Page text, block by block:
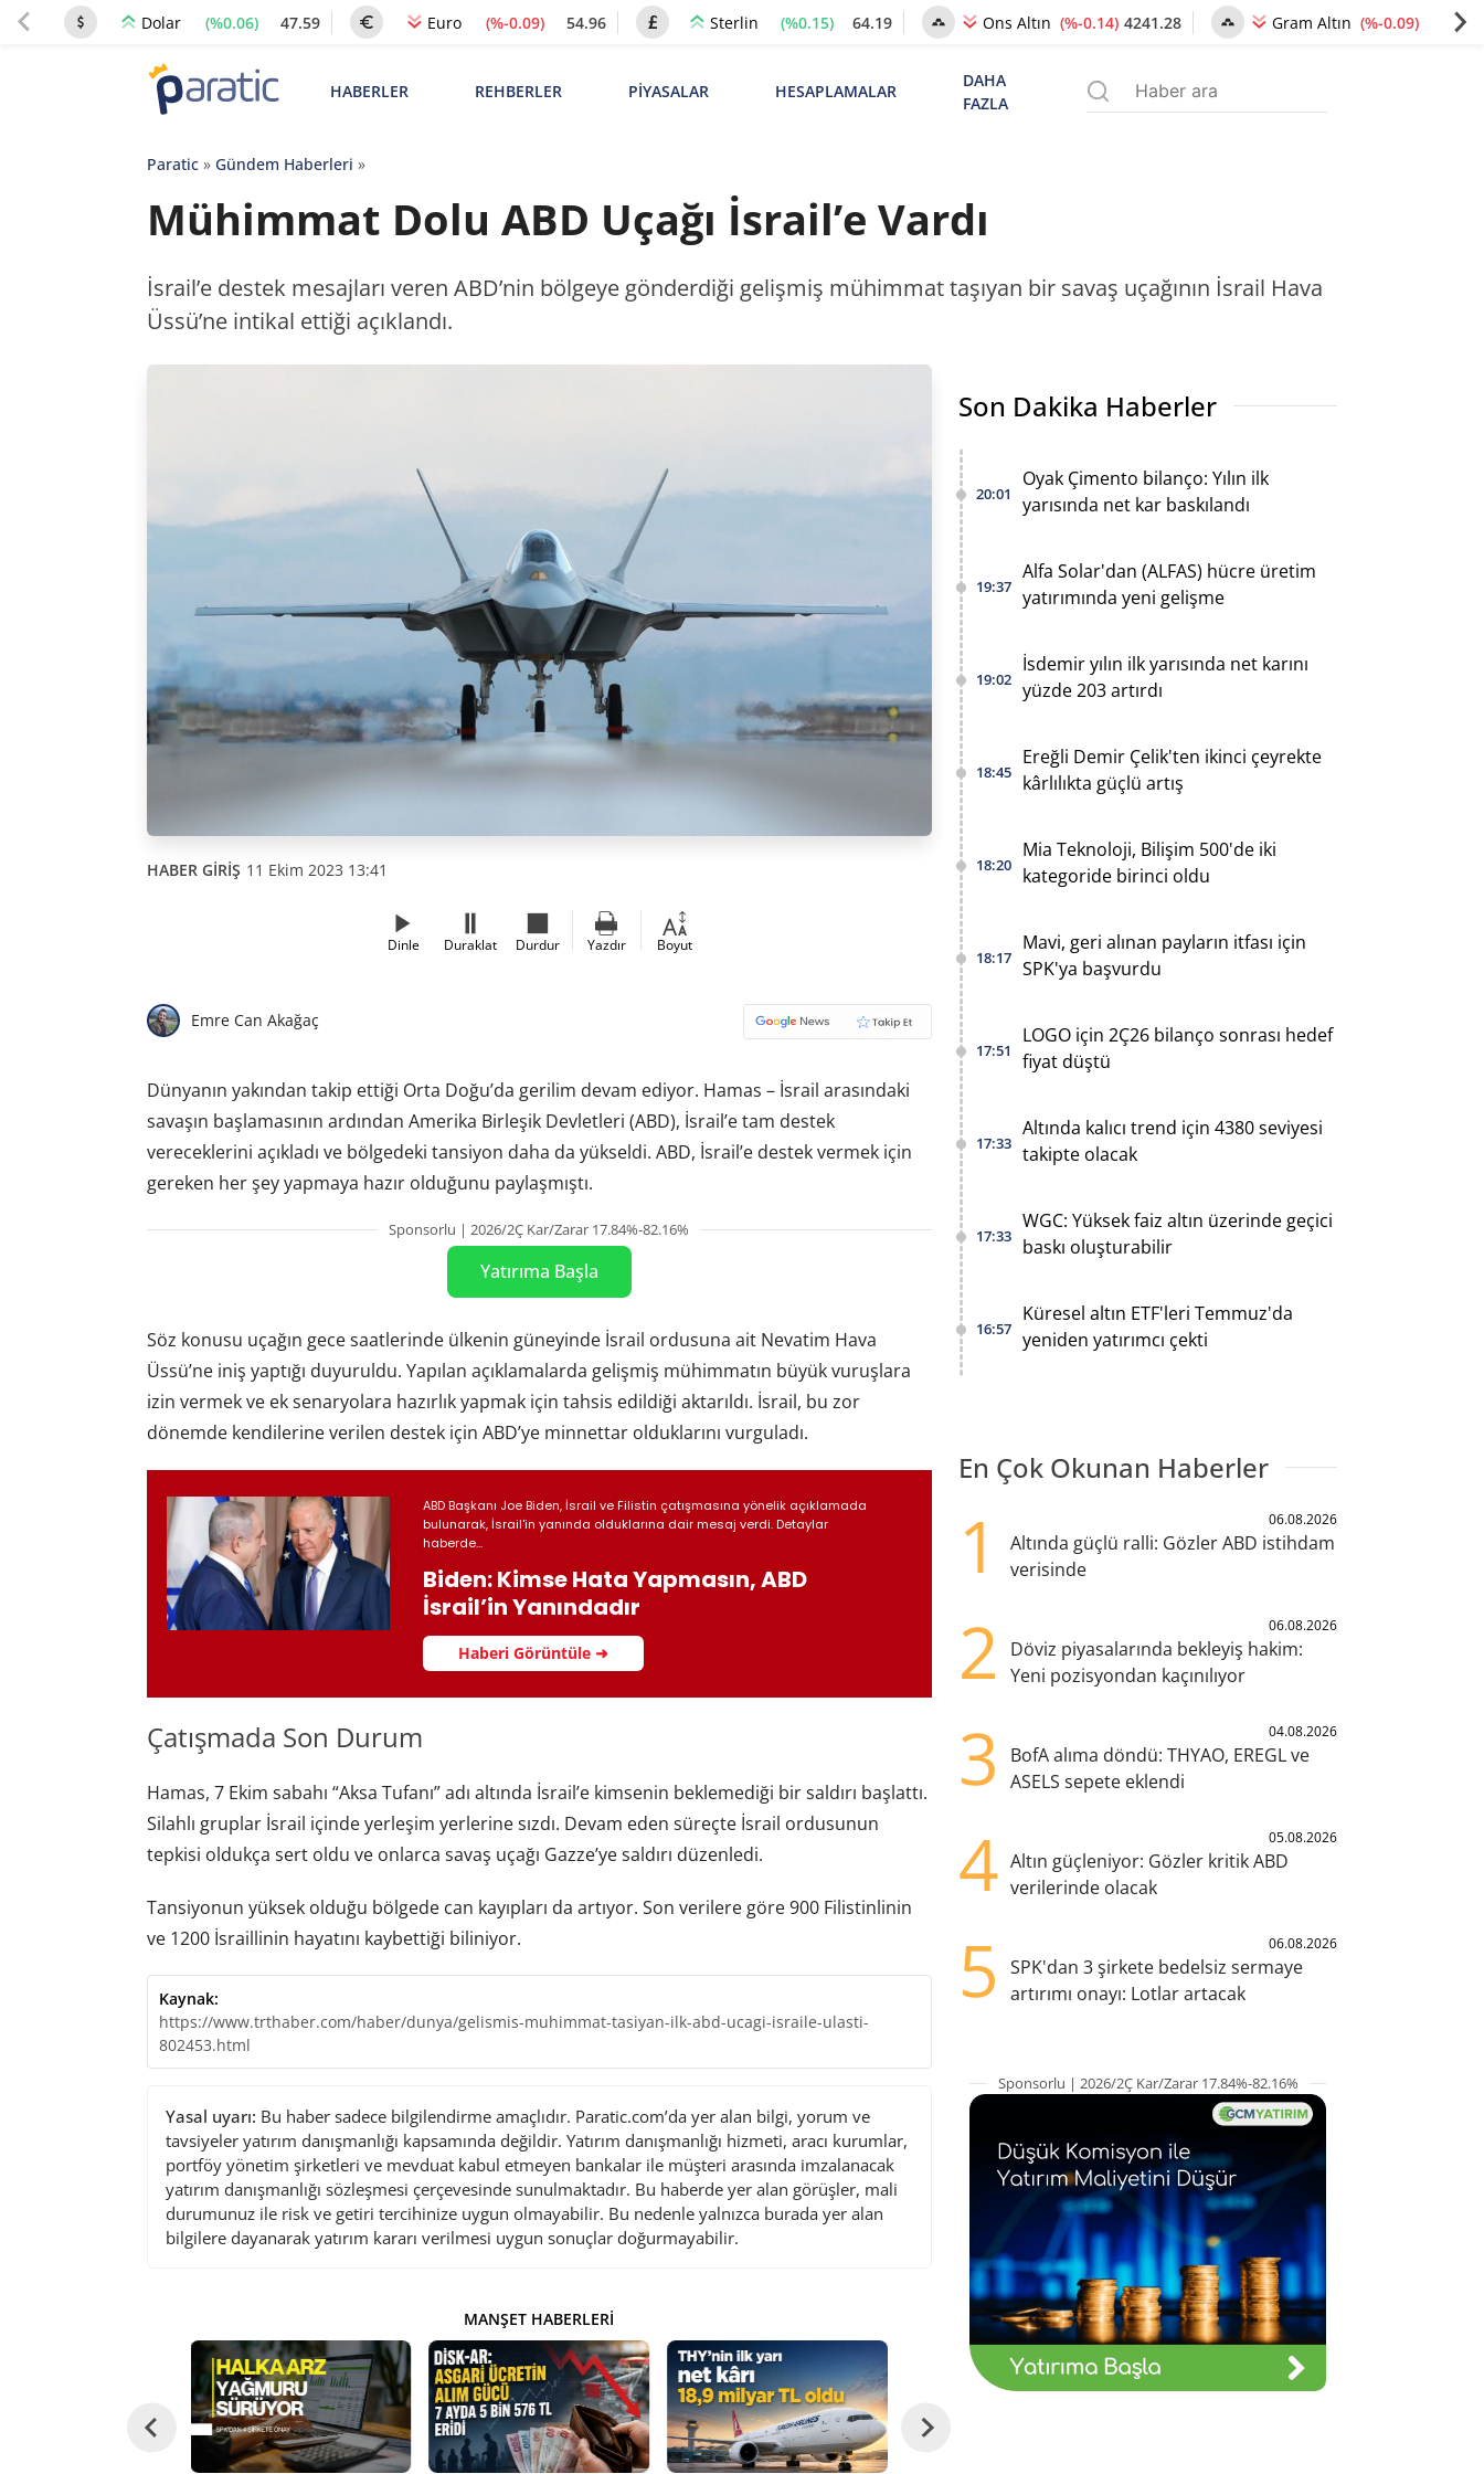
Dolar (%0.06) 47.59 Euro (%-0.09) 54.96 Sterlin (%0.15) 64.19 Ons Altın (%-0.14) 4241.28 Gram Altın (%-0.09) 6490.29
HABERLER REHBERLER PİYASALAR HESAPLAMALAR
DAHA
FAZLA
Paratic» Gündem Haberleri »
Mühimmat Dolu ABD Uçağı İsrail’e Vardı
İsrail’e destek mesajları veren ABD’nin bölgeye gönderdiği gelişmiş mühimmat taşıyan bir savaş uçağının İsrail Hava
Üssü’ne intikal ettiği açıklandı.
HABER GİRİŞ 11 Ekim 2023 13:41
Dinle Duraklat Durdur Yazdır Boyut
Emre Can Akağaç
Dünyanın yakından takip ettiği Orta Doğu’da gerilim devam ediyor. Hamas – İsrail arasındaki
savaşın başlamasının ardından Amerika Birleşik Devletleri (ABD), İsrail’e tam destek
vereceklerini açıkladı ve bölgedeki tansiyon daha da yükseldi. ABD, İsrail’e destek vermek için
gereken her şey yapmaya hazır olduğunu paylaşmıştı.
Sponsorlu | 2026/2Ç Kar/Zarar 17.84%-82.16%
Yatırıma Başla
Söz konusu uçağın gece saatlerinde ülkenin güneyinde İsrail ordusuna ait Nevatim Hava
Üssü’ne iniş yaptığı duyuruldu. Yapılan açıklamalarda gelişmiş mühimmatın büyük vuruşlara
izin vermek ve ek senaryolara hazırlık yapmak için tahsis edildiği aktarıldı. İsrail, bu zor
dönemde kendilerine verilen destek için ABD’ye minnettar olduklarını vurguladı.
ABD Başkanı Joe Biden, İsrail ve Filistin çatışmasına yönelik açıklamada
bulunarak, İsrail'in yanında olduklarına dair mesaj verdi. Detaylar
haberde...
Biden: Kimse Hata Yapmasın, ABD
İsrail’in Yanındadır
Haberi Görüntüle ➜
Çatışmada Son Durum
Hamas, 7 Ekim sabahı “Aksa Tufanı” adı altında İsrail’e kimsenin beklemediği bir saldırı başlattı.
Silahlı gruplar İsrail içinde yerleşim yerlerine sızdı. Devam eden süreçte İsrail ordusunun
tepkisi oldukça sert oldu ve onlarca savaş uçağı Gazze’ye saldırı düzenledi.
Tansiyonun yüksek olduğu bölgede can kayıpları da artıyor. Son verilere göre 900 Filistinlinin
ve 1200 İsraillinin hayatını kaybettiği biliniyor.
Kaynak:
https://www.trthaber.com/haber/dunya/gelismis-muhimmat-tasiyan-ilk-abd-ucagi-israile-ulasti-
802453.html
Yasal uyarı: Bu haber sadece bilgilendirme amaçlıdır. Paratic.com’da yer alan bilgi, yorum ve
tavsiyeler yatırım danışmanlığı kapsamında değildir. Yatırım danışmanlığı hizmeti, aracı kurumlar,
portföy yönetim şirketleri ve mevduat kabul etmeyen bankalar ile müşteri arasında imzalanacak
yatırım danışmanlığı sözleşmesi çerçevesinde sunulmaktadır. Bu haberde yer alan görüşler, mali
durumunuz ile risk ve getiri tercihinize uygun olmayabilir. Bu nedenle yalnızca burada yer alan
bilgilere dayanarak yatırım kararı verilmesi uygun sonuçlar doğurmayabilir.
MANŞET HABERLERI
Son Dakika Haberler
20:01
Oyak Çimento bilanço: Yılın ilk
yarısında net kar baskılandı
19:37
Alfa Solar'dan (ALFAS) hücre üretim
yatırımında yeni gelişme
19:02
İsdemir yılın ilk yarısında net karını
yüzde 203 artırdı
18:45
Ereğli Demir Çelik'ten ikinci çeyrekte
kârlılıkta güçlü artış
18:20
Mia Teknoloji, Bilişim 500'de iki
kategoride birinci oldu
18:17
Mavi, geri alınan payların itfası için
SPK'ya başvurdu
17:51
LOGO için 2Ç26 bilanço sonrası hedef
fiyat düştü
17:33
Altında kalıcı trend için 4380 seviyesi
takipte olacak
17:33
WGC: Yüksek faiz altın üzerinde geçici
baskı oluşturabilir
16:57
Küresel altın ETF'leri Temmuz'da
yeniden yatırımcı çekti
En Çok Okunan Haberler
1 06.08.2026
Altında güçlü ralli: Gözler ABD istihdam
verisinde
2 06.08.2026
Döviz piyasalarında bekleyiş hakim:
Yeni pozisyondan kaçınılıyor
3 04.08.2026
BofA alıma döndü: THYAO, EREGL ve
ASELS sepete eklendi
4 05.08.2026
Altın güçleniyor: Gözler kritik ABD
verilerinde olacak
5 06.08.2026
SPK'dan 3 şirkete bedelsiz sermaye
artırımı onayı: Lotlar artacak
Sponsorlu | 2026/2Ç Kar/Zarar 17.84%-82.16%